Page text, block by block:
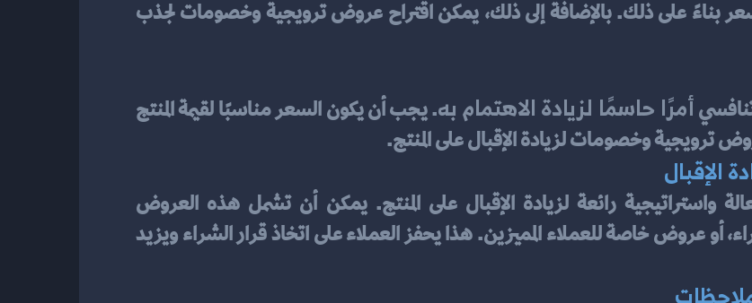
أمرًا حاسمًا لزيادة الاهتمام به
ترويجية وخصومات لزيادة الإقبال على المنتج.
الإقبال